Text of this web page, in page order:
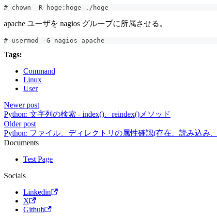
# chown -R hoge:hoge ./hoge
apache ユーザを nagios グループに所属させる。
# usermod -G nagios apache
Tags:
Command
Linux
User
Newer post
Python: 文字列の検索 - index()、reindex()メソッド
Older post
Python: ファイル、ディレクトリの属性確認(存在、読み込み
Documents
Test Page
Socials
Linkedin
X
Github